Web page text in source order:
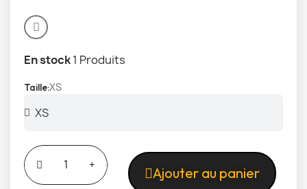
En stock1 Produits
TailleXS
Ajouter au panier